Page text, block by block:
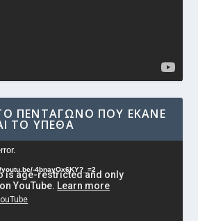
ΠΕΝΤΆΓΩΝΟ ΠΟΥ ΈΚΑΝΕ
ΤΟ ΥΠΕΘΑ
4bnayOx6KY?_=2